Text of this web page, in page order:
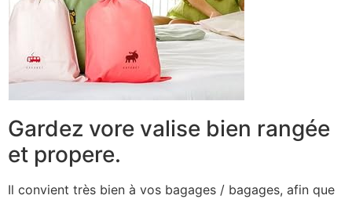
Gardez vore valise bien rangée
et propere.
Il convient très bien à vos bagages / bagages, afin que